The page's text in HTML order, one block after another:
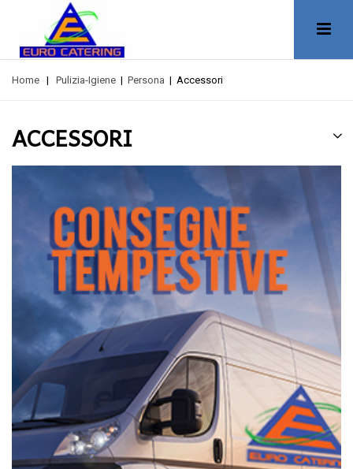
Home | Pulizia-Igiene | Persona | Accessori
ACCESSORI